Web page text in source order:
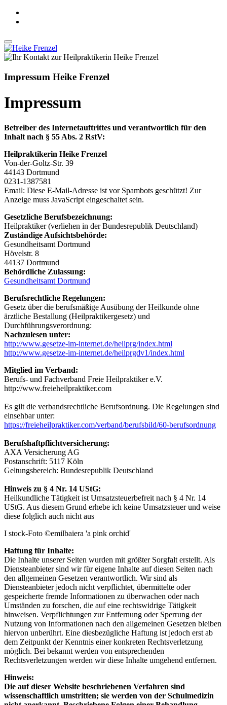
Impressum Heike Frenzel
Impressum
Betreiber des Internetauftrittes und verantwortlich für den
Inhalt nach § 55 Abs. 2 RstV:
Heilpraktikerin Heike Frenzel
Von-der-Goltz-Str. 39
44143 Dortmund
0231-1387581
Email: Diese E-Mail-Adresse ist vor Spambots geschützt! Zur
Anzeige muss JavaScript eingeschaltet sein.
Gesetzliche Berufsbezeichnung:
Heilpraktiker (verliehen in der Bundesrepublik Deutschland)
Zuständige Aufsichtsbehörde:
Gesundheitsamt Dortmund
Hövelstr. 8
44137 Dortmund
Behördliche Zulassung:
Gesundheitsamt Dortmund
Berufsrechtliche Regelungen:
Gesetz über die berufsmäßige Ausübung der Heilkunde ohne
ärztliche Bestallung (Heilpraktikergesetz) und
Durchführungsverordnung:
Nachzulesen unter:
http://www.gesetze-im-internet.de/heilprg/index.html
http://www.gesetze-im-internet.de/heilprgdv1/index.html
Mitglied im Verband:
Berufs- und Fachverband Freie Heilpraktiker e.V.
http://www.freieheilpraktiker.com
Es gilt die verbandsrechtliche Berufsordnung. Die Regelungen sind
einsehbar unter:
https://freieheilpraktiker.com/verband/berufsbild/60-berufsordnung
Berufshaftpflichtversicherung:
AXA Versicherung AG
Postanschrift: 5117 Köln
Geltungsbereich: Bundesrepublik Deutschland
Hinweis zu § 4 Nr. 14 UStG:
Heilkundliche Tätigkeit ist Umsatzsteuerbefreit nach § 4 Nr. 14
UStG. Aus diesem Grund erhebe ich keine Umsatzsteuer und weise
diese folglich auch nicht aus
I stock-Foto ©emilbaiera 'a pink orchid'
Haftung für Inhalte:
Die Inhalte unserer Seiten wurden mit größter Sorgfalt erstellt. Als
Diensteanbieter sind wir für eigene Inhalte auf diesen Seiten nach
den allgemeinen Gesetzen verantwortlich. Wir sind als
Diensteanbieter jedoch nicht verpflichtet, übermittelte oder
gespeicherte fremde Informationen zu überwachen oder nach
Umständen zu forschen, die auf eine rechtswidrige Tätigkeit
hinweisen. Verpflichtungen zur Entfernung oder Sperrung der
Nutzung von Informationen nach den allgemeinen Gesetzen bleiben
hiervon unberührt. Eine diesbezügliche Haftung ist jedoch erst ab
dem Zeitpunkt der Kenntnis einer konkreten Rechtsverletzung
möglich. Bei bekannt werden von entsprechenden
Rechtsverletzungen werden wir diese Inhalte umgehend entfernen.
Hinweis:
Die auf dieser Website beschriebenen Verfahren sind
wissenschaftlich umstritten; sie werden von der Schulmedizin